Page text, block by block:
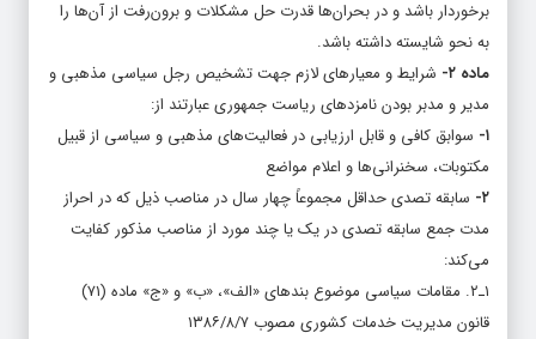
برخوردار باشد و در بحران‌ها قدرت حل مشکلات و برون‌رفت از آن‌ها را
به نحو شایسته داشته باشد.
ماده ۲-
شرایط و معیار‌های لازم جهت تشخیص رجل سیاسی مذهبی و
مدیر و مدبر بودن نامزد‌های ریاست جمهوری عبارتند از:
۱- سوابق کافی و قابل ارزیابی در فعالیت‌های مذهبی و سیاسی از قبیل
مکتوبات، سخنرانی‌ها و اعلام مواضع
۲- سابقه تصدی حداقل مجموعاً چهار سال در مناصب ذیل که در احراز
مدت جمع سابقه تصدی در یک یا چند مورد از مناصب مذکور کفایت
می‌کند:
۱ـ۲. مقامات سیاسی موضوع بند‌های «الف»، «ب» و «ج» ماده (۷۱)
قانون مدیریت خدمات کشوری مصوب ۱۳۸۶/۸/۷